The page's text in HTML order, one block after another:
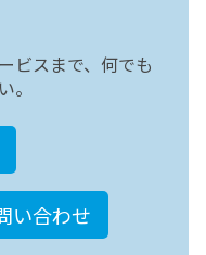
ビスまで、何でも
。
い合わせ